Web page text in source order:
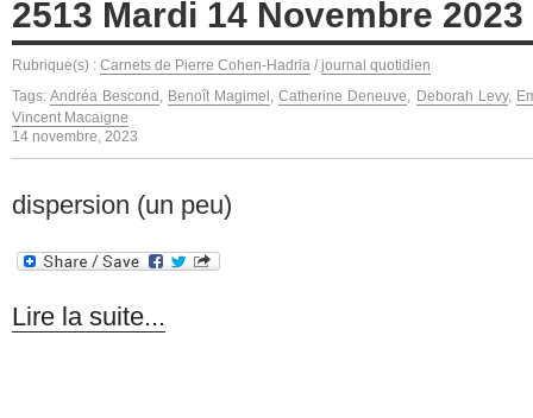
2513 Mardi 14 Novembre 2023
Rubrique(s) : Carnets de Pierre Cohen-Hadria / journal quotidien
Tags:Andréa Bescond Benoît Magimel ,Catherine Deneuve Deborah Levy,
Vincent Macaigne
14 novembre, 2023
dispersion (un peu)
Lire la suite...